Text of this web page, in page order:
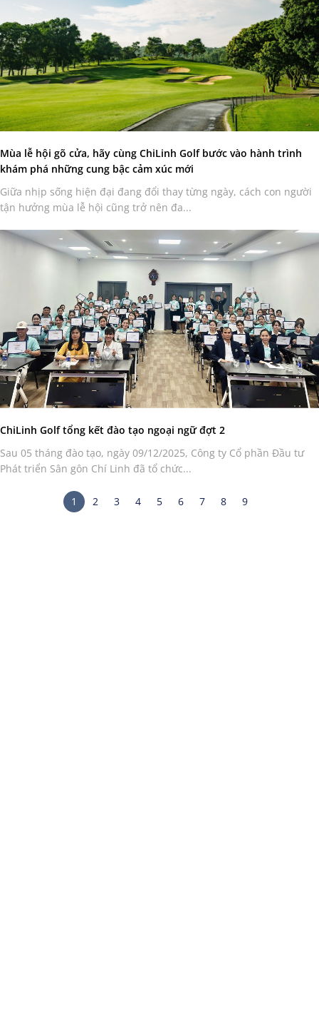
Mùa lễ hội gõ cửa, hãy cùng ChiLinh Golf bước vào hành trình
khám phá những cung bậc cảm xúc mới
Giữa nhịp sống hiện đại đang đổi thay từng ngày, cách con người
tận hưởng mùa lễ hội cũng trở nên đa...
ChiLinh Golf tổng kết đào tạo ngoại ngữ đợt 2
Sau 05 tháng đào tạo, ngày 09/12/2025, Công ty Cổ phần Đầu tư
Phát triển Sân gôn Chí Linh đã tổ chức...
1 2 3 4 5 6 7 8 9